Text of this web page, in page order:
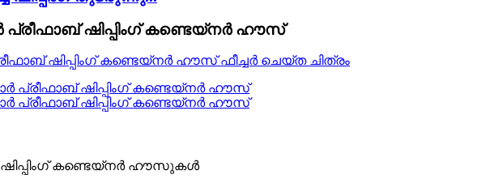
ഷിപ്പിംഗ് കണ്ടെയ്‌നർ ഹൗസ്
കണ്ടെയ്‌നർ ഹൗസുകൾ